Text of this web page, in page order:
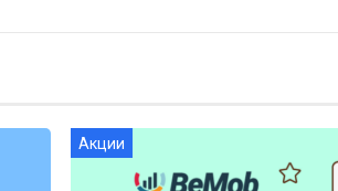
Акции